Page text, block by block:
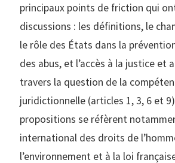
principaux points de friction qui
discussions : les définitions, le
le rôle des États dans la
des abus, et l’accès à la justice et
travers la question de la
juridictionnelle (articles 1, 3, 6 et
propositions se réfèrent
international des droits de
l’environnement et à la loi